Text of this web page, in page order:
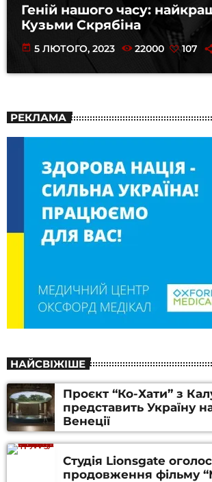
Геній нашого часу:
Кузьми Скрябіна
today 5 ЛЮТОГО, 2023 22000 107
РЕКЛАМА
НАЙСВІЖІШЕ
Проєкт “Ко-Хати” з
представить Україну
Венеції
Студія Lionsgate
продовження фільму